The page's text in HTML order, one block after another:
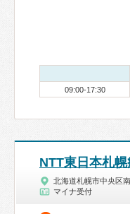
09:00-17:30
NTT東日本札
北海道札幌市中央区
マイナ受付